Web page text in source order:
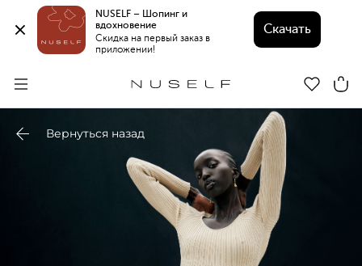
NUSELF – Шопинг и
вдохновение
Скидка на первый заказ в
приложении!
Скачать
Вернуться назад